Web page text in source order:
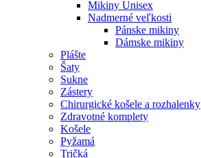
Mikiny Unisex
Nadmerné veľkosti
Pánske mikiny
Dámske mikiny
Plášte
Šaty
Sukne
Zástery
Chirurgické košele a rozhalenky
Zdravotné komplety
Košele
Pyžamá
Tričká